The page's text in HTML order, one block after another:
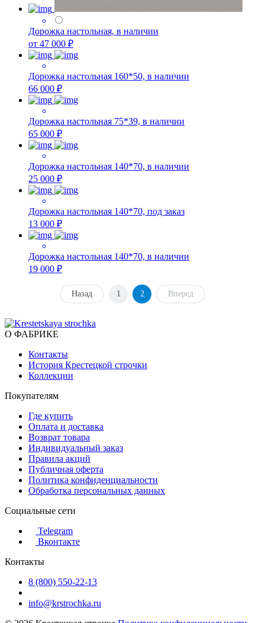
Дорожка настольная, в наличии
от 47 000 ₽
Дорожка настольная 160*50, в наличии
66 000 ₽
Дорожка настольная 75*39, в наличии
65 000 ₽
Дорожка настольная 140*70, в наличии
25 000 ₽
Дорожка настольная 140*70, под заказ
13 000 ₽
Дорожка настольная 140*70, в наличии
19 000 ₽
Назад 1 2 Вперед
О ФАБРИКЕ
Контакты
История Крестецкой строчки
Коллекции
Покупателям
Где купить
Оплата и доставка
Возврат товара
Индивидуальный заказ
Правила акций
Публичная оферта
Политика конфиденциальности
Обработка персональных данных
Социальные сети
Telegram
Вконтакте
Контакты
8 (800) 550-22-13
info@krstrochka.ru